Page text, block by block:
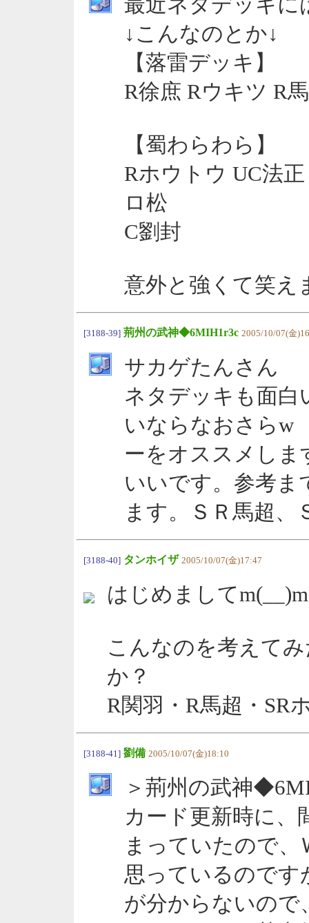
最近ネタデッキに
↓こんなのとか↓
【落雷デッキ】
R徐庶 Rウキツ R
【蜀わらわら】
Rホウトウ UC法
ロ松
C劉封
意外と強くて笑え
[3188-39] 荊州の武神◆6MIH1r3c 2005/10/07(金
サカゲたんさん
ネタデッキも面白
いならなおさら
ーをオススメしま
いいです。参考ま
ます。ＳＲ馬超、
[3188-40] タンホイザ 2005/10/07(金)17:47
はじめましてm(__)m
こんなのを考えて
か？
R関羽・R馬超・SR
[3188-41] 劉備 2005/10/07(金)18:10
＞荊州の武神
カード更新時に、
まっていたので
思っているのです
が分からないので